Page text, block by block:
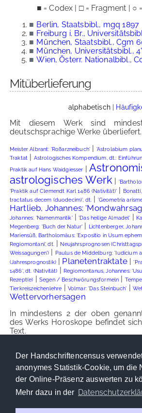
Der Handschriftencensus
anonymes Statistik-Cookie, um die
der Online-Präsenz auswerten zu
Mehr dazu in der
■ = Codex | □ = Fragment | ○
■ Berlin, Staatsbibl., mgq 1897
■ Freiburg i. Br.,
■ München, Staatsbibl., Cgm
■ München, Universitätsbibl.,
■ Wien, Österr. Nationalbibl.,
Mitüberlieferung
alphabetisch|
Mit diesem Werk sind
deutschsprachige Werke überliefert.
Meister Albrant: 'Roßarzneibuch' | 'Astrolabium
Traktat | Astrologisches Kompendium, dt.:
Praktik auf Hans Waidgiesser |
astrologisches Werk |
'Praktik auf Clemendt Karl 1486 (Nativität)' |
tractatus decem (duodecim)', dt. | 'Geometria
Hartlieb, Johannes:
Johannes: 'Namenmantik'|'Das heilige Almadel' |
Megenberg: 'Buch der Natur' | Lichtenberger,
Mariensüß, Bartholomäus: 'Expositio in Usum
Regiomontani', dt.| Neujahrsprognosen
Weissagungen') | Paulus de Middelburg: 'Iudicium
(Jahresprognostik)| Planetentraktate|
1486', dt. (Nativität) | Regiomontanus, Johannes:
Rezept(e) | Segen / Beschwörungsformeln |
Tierkreiszeichenlehre | Volmar: 'Das Steinbuch' |
Wettervorhersagen
In mindestens 2 der oben
des Werks Horoskope befindet
Text.